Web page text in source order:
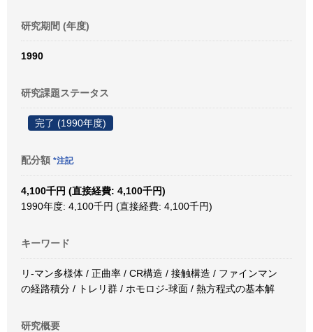
研究期間 (年度)
1990
研究課題ステータス
完了 (1990年度)
配分額 *注記
4,100千円 (直接経費: 4,100千円)
1990年度: 4,100千円 (直接経費: 4,100千円)
キーワード
リ-マン多様体 / 正曲率 / CR構造 / 接触構造 / ファインマン
の経路積分 / トレリ群 / ホモロジ-球面 / 熱方程式の基本解
研究概要